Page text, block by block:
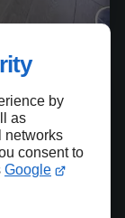
by
as
networks
consent to
Google